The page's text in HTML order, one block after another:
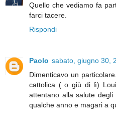
Quello che vediamo fa
farci tacere.
Rispondi
Paolo sabato, giugno 30,
Dimenticavo un
cattolica ( o giù di lì)
attentano alla salute
qualche anno e magari a